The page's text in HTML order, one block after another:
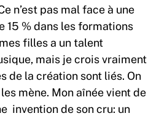
n’est pas mal face à une
15 % dans les formations
filles a un talent
mais je crois vraiment
de la création sont liés. On
mène. Mon aînée vient de
invention de son cru: un